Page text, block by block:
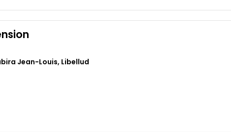
Jean-Louis, Libellud